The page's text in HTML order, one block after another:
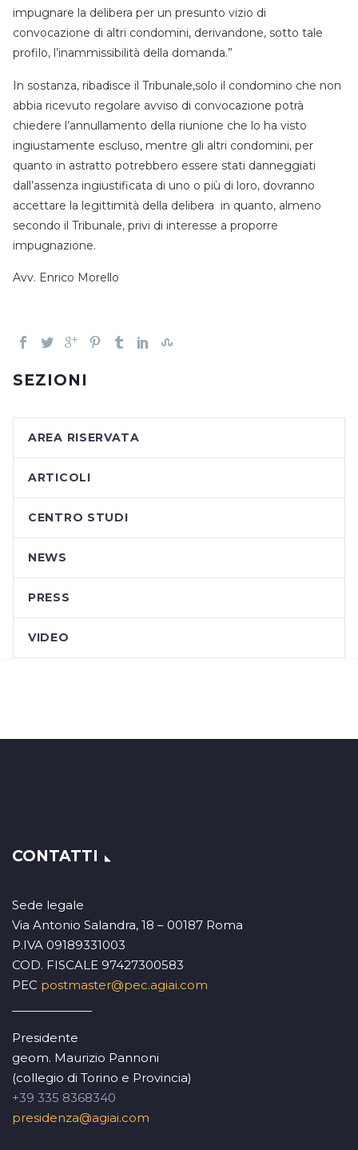
impugnare la delibera per un presunto vizio di
convocazione di altri condomini, derivandone, sotto tale
profilo, l’inammissibilità della domanda.”
In sostanza, ribadisce il Tribunale,solo il condomino che non
abbia ricevuto regolare avviso di convocazione potrà
chiedere l’annullamento della riunione che lo ha visto
ingiustamente escluso, mentre gli altri condomini, per
quanto in astratto potrebbero essere stati danneggiati
dall’assenza ingiustificata di uno o più di loro, dovranno
accettare la legittimità della delibera in quanto, almeno
secondo il Tribunale, privi di interesse a proporre
impugnazione.
Avv. Enrico Morello
SEZIONI
AREA RISERVATA
ARTICOLI
CENTRO STUDI
NEWS
PRESS
VIDEO
CONTATTI
Sede legale
Via Antonio Salandra, 18 – 00187 Roma
P.IVA 09189331003
COD. FISCALE 97427300583
PEC postmaster@pec.agiai.com
Presidente
geom. Maurizio Pannoni
(collegio di Torino e Provincia)
+39 335 8368340
presidenza@agiai.com